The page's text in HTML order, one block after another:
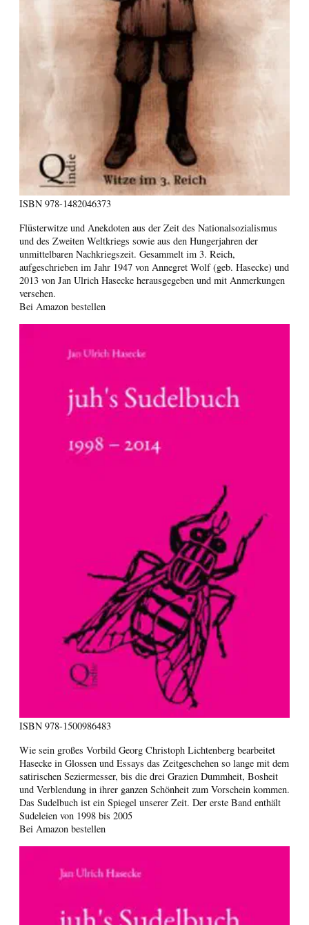
ISBN 978-1482046373
Flüsterwitze und Anekdoten aus der Zeit des Nationalsozialismus
und des Zweiten Weltkriegs sowie aus den Hungerjahren der
unmittelbaren Nachkriegszeit. Gesammelt im 3. Reich,
aufgeschrieben im Jahr 1947 von Annegret Wolf (geb. Hasecke) und
2013 von Jan Ulrich Hasecke herausgegeben und mit Anmerkungen
versehen.
Bei Amazon bestellen
ISBN 978-1500986483
Wie sein großes Vorbild Georg Christoph Lichtenberg bearbeitet
Hasecke in Glossen und Essays das Zeitgeschehen so lange mit dem
satirischen Seziermesser, bis die drei Grazien Dummheit, Bosheit
und Verblendung in ihrer ganzen Schönheit zum Vorschein kommen.
Das Sudelbuch ist ein Spiegel unserer Zeit. Der erste Band enthält
Sudeleien von 1998 bis 2005
Bei Amazon bestellen